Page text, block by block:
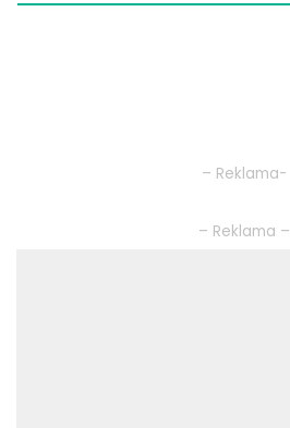
– Reklama-
– Reklama –